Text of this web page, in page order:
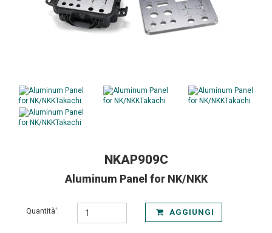
NKAP909C
Aluminum Panel for NK/NKK
Quantità': AGGIUNGI